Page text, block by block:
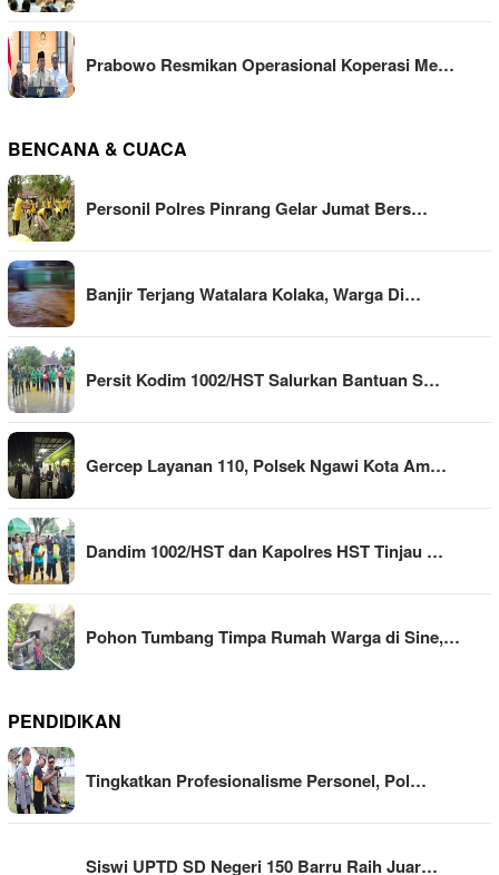
Prabowo Resmikan Operasional Koperasi Me…
BENCANA & CUACA
Personil Polres Pinrang Gelar Jumat Bers…
Banjir Terjang Watalara Kolaka, Warga Di…
Persit Kodim 1002/HST Salurkan Bantuan S…
Gercep Layanan 110, Polsek Ngawi Kota Am…
Dandim 1002/HST dan Kapolres HST Tinjau …
Pohon Tumbang Timpa Rumah Warga di Sine,…
PENDIDIKAN
Tingkatkan Profesionalisme Personel, Pol…
Siswi UPTD SD Negeri 150 Barru Raih Juar…